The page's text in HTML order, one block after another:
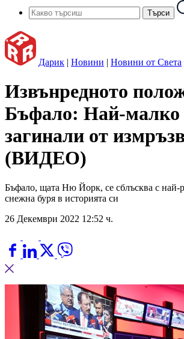
Дарик | Новини | Новини от Света
Извънредното
Бъфало: Най-малко
загинали от
(ВИДЕО)
Бъфало, щата Ню Йорк, се сблъсква с най-
снежна буря в историята си
26 Декември 2022 12:52 ч.